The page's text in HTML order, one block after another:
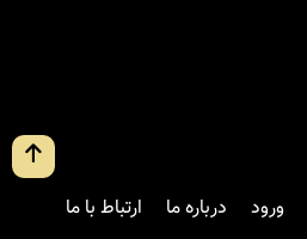
ورود درباره ما ارتباط با ما